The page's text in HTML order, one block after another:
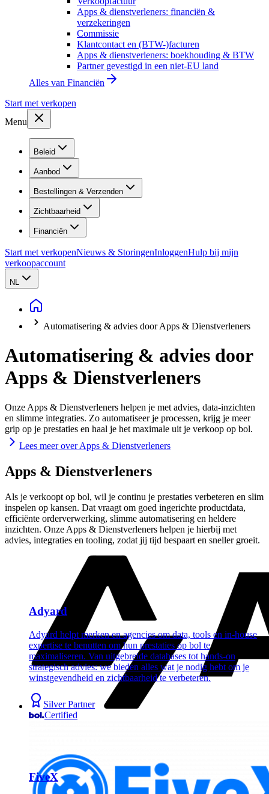
Apps & dienstverleners: financiën &
verzekeringen
Commissie
Klantcontact en (BTW-)facturen
Apps & dienstverleners: boekhouding & BTW
Partner gevestigd in een niet-EU land
Alles van Financiën
Start met verkopen
Menu
Beleid
Aanbod
Bestellingen & Verzenden
Zichtbaarheid
Financiën
Start met verkopenNieuws & StoringenInloggenHulp bij mijn
verkoopaccount
NL
Automatisering & advies door Apps & Dienstverleners
Automatisering & advies door
Apps & Dienstverleners
Onze Apps & Dienstverleners helpen je met advies, data-inzichten
en slimme integraties. Zo automatiseer je processen, krijg je meer
grip op je prestaties en haal je het maximale uit je verkoop op bol.
Lees meer over Apps & Dienstverleners
Apps & Dienstverleners
Als je verkoopt op bol, wil je continu je prestaties verbeteren en slim
inspelen op kansen. Dat vraagt om goed ingerichte productdata,
efficiënte orderverwerking, slimme automatisering en heldere
inzichten. Onze Apps & Dienstverleners helpen je hierbij met
advies, integraties en tooling, zodat jij tijd bespaart en sneller groeit.
Adyard
Adyard helpt merken en agencies om data, tools en in-house
expertise te benutten om hun prestaties op bol te
maximaliseren. Van uitgebreide databases tot hands-on
strategisch advies: we bieden alles wat je nodig hebt om je
winstgevendheid en zichtbaarheid te verbeteren.
Silver Partner
Certified
FiveX